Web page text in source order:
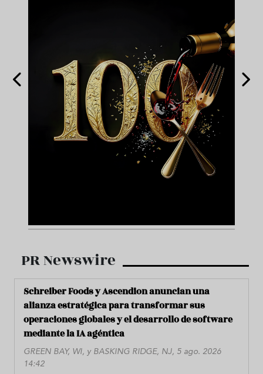
PR Newswire
Schreiber Foods y Ascendion anuncian una
alianza estratégica para transformar sus
operaciones globales y el desarrollo de software
mediante la IA agéntica
GREEN BAY, WI, y BASKING RIDGE, NJ, 5 ago. 2026
14:42